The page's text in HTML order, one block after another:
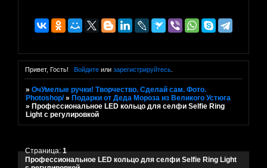
Привет, Гость! Войдитеили зарегистрируйтесь.
»ОчУмелые ручки! Творчество. Сделай сам. Фото.
Photoshop/ » Подарки от Деда Мороза из Великого Устюга
» Профессиональное LED кольцо для селфи Selfie Ring
Light с регулировкой
Профессиональное LED кольцо для селфи Selfie Ring Light
Страница:1